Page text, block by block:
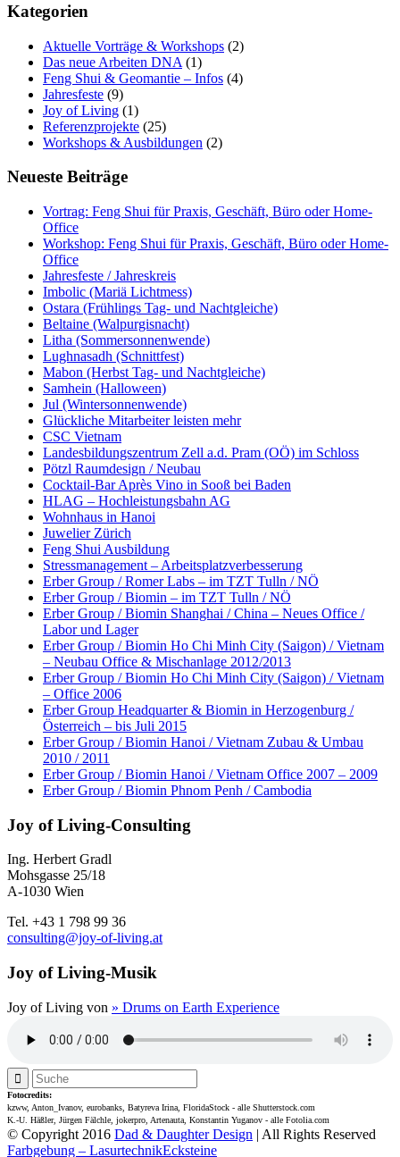
Kategorien
Aktuelle Vorträge & Workshops (2)
Das neue Arbeiten DNA (1)
Feng Shui & Geomantie – Infos (4)
Jahresfeste (9)
Joy of Living (1)
Referenzprojekte (25)
Workshops & Ausbildungen (2)
Neueste Beiträge
Vortrag: Feng Shui für Praxis, Geschäft, Büro oder Home-
Office
Workshop: Feng Shui für Praxis, Geschäft, Büro oder Home-
Office
Jahresfeste / Jahreskreis
Imbolic (Mariä Lichtmess)
Ostara (Frühlings Tag- und Nachtgleiche)
Beltaine (Walpurgisnacht)
Litha (Sommersonnenwende)
Lughnasadh (Schnittfest)
Mabon (Herbst Tag- und Nachtgleiche)
Samhein (Halloween)
Jul (Wintersonnenwende)
Glückliche Mitarbeiter leisten mehr
CSC Vietnam
Landesbildungszentrum Zell a.d. Pram (OÖ) im Schloss
Pötzl Raumdesign / Neubau
Cocktail-Bar Après Vino in Sooß bei Baden
HLAG – Hochleistungsbahn AG
Wohnhaus in Hanoi
Juwelier Zürich
Feng Shui Ausbildung
Stressmanagement – Arbeitsplatzverbesserung
Erber Group / Romer Labs – im TZT Tulln / NÖ
Erber Group / Biomin – im TZT Tulln / NÖ
Erber Group / Biomin Shanghai / China – Neues Office /
Labor und Lager
Erber Group / Biomin Ho Chi Minh City (Saigon) / Vietnam
– Neubau Office & Mischanlage 2012/2013
Erber Group / Biomin Ho Chi Minh City (Saigon) / Vietnam
– Office 2006
Erber Group Headquarter & Biomin in Herzogenburg /
Österreich – bis Juli 2015
Erber Group / Biomin Hanoi / Vietnam Zubau & Umbau
2010 / 2011
Erber Group / Biomin Hanoi / Vietnam Office 2007 – 2009
Erber Group / Biomin Phnom Penh / Cambodia
Joy of Living-Consulting
Ing. Herbert Gradl
Mohsgasse 25/18
A-1030 Wien
Tel. +43 1 798 99 36
consulting@joy-of-living.at
Joy of Living-Musik
Joy of Living von » Drums on Earth Experience
Fotocredits:
kzww, Anton_Ivanov, eurobanks, Batyreva Irina, FloridaStock - alle Shutterstock.com
K.-U. Häßler, Jürgen Fälchle, jokerpro, Artenauta, Konstantin Yuganov - alle Fotolia.com
© Copyright 2016 Dad & Daughter Design | All Rights Reserved
Farbgebung – LasurtechnikEcksteine